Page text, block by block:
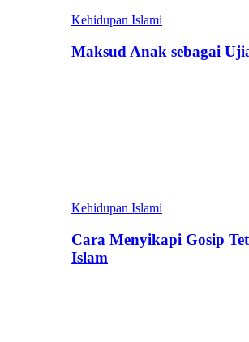
Kehidupan Islami
Maksud Anak sebagai
Kehidupan Islami
Cara Menyikapi Gosip
Islam